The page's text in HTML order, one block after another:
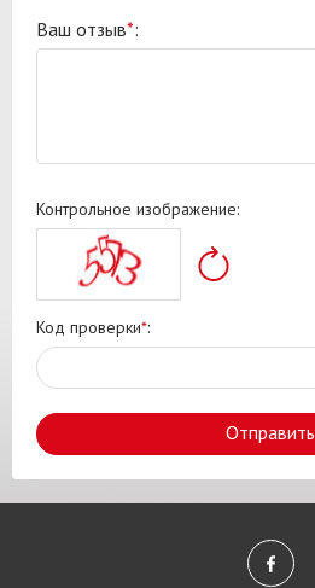
Ваш отзыв*:
Контрольное изображение:
Код проверки*:
Отправить